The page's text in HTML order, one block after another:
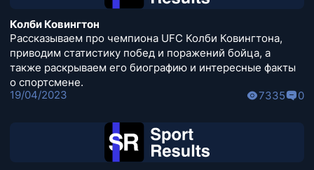
Колби Ковингтон
Рассказываем про чемпиона UFC Колби Ковингтона,
приводим статистику побед и поражений бойца, а
также раскрываем его биографию и интересные факты
о спортсмене.
19/04/2023
7335 0